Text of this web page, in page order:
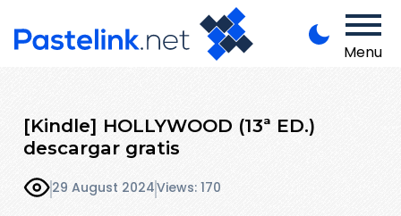
Menu
[Kindle] HOLLYWOOD (13ª ED.)
descargar gratis
29 August 2024Views: 170